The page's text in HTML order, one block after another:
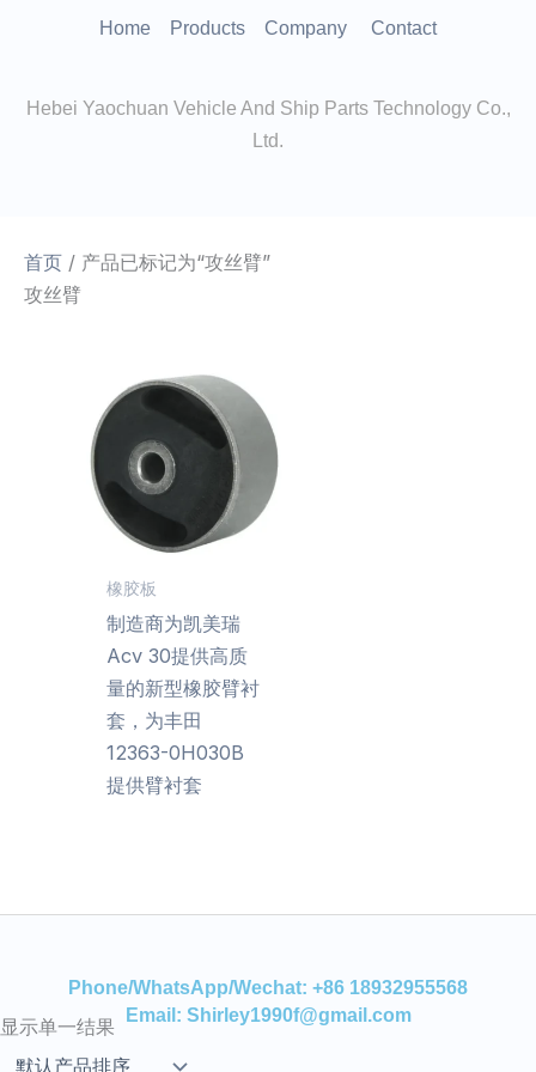
Home Products Company Contact
Hebei Yaochuan Vehicle And Ship Parts Technology Co.,
Ltd.
首页 / 产品已标记为“攻丝臂”
攻丝臂
显示单一结果
橡胶板
制造商为凯美瑞
Acv 30提供高质
量的新型橡胶臂衬
套，为丰田
12363-0H030B
提供臂衬套
Phone/WhatsApp/Wechat: +86 18932955568
Email: Shirley1990f@gmail.com